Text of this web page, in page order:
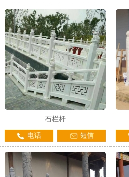
石栏杆
电话 短信